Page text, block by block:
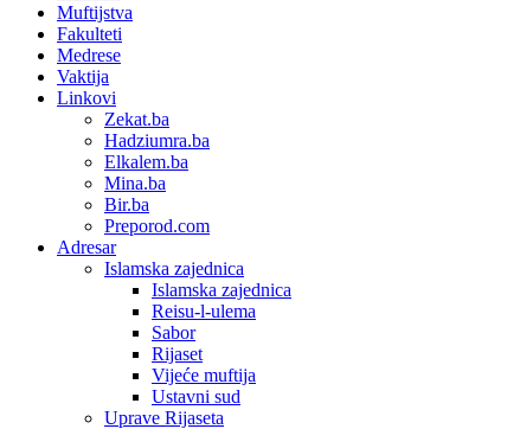
Muftijstva
Fakulteti
Medrese
Vaktija
Linkovi
Zekat.ba
Hadziumra.ba
Elkalem.ba
Mina.ba
Bir.ba
Preporod.com
Adresar
Islamska zajednica
Islamska zajednica
Reisu-l-ulema
Sabor
Rijaset
Vijeće muftija
Ustavni sud
Uprave Rijaseta